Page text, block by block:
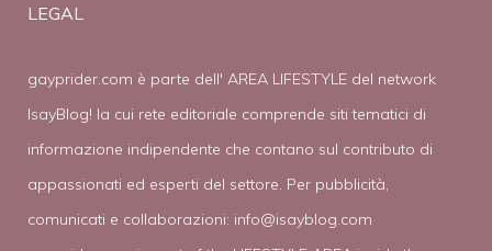
LEGAL
gayprider.com è parte dell' AREA LIFESTYLE del network
IsayBlog! la cui rete editoriale comprende siti tematici di
informazione indipendente che contano sul contributo di
appassionati ed esperti del settore. Per pubblicità,
comunicati e collaborazioni: info@isayblog.com